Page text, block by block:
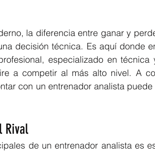
la diferencia entre ganar y
decisión técnica. Es aquí donde
especializado en
a competir al más alto nivel. A
con un entrenador analista
Rival
de un entrenador analista es